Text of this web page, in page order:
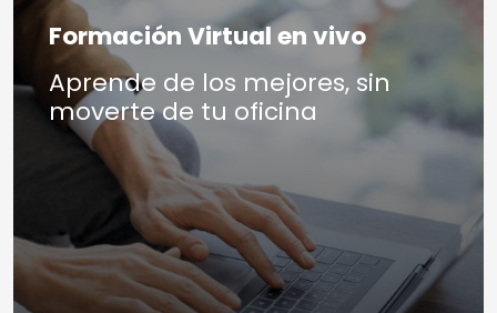
Formación Virtual en vivo
Aprende de los mejores, sin
moverte de tu oficina